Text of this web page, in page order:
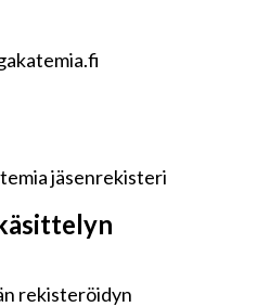
jäsenrekisteri
rekisteröidyn